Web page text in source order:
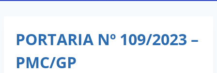
PORTARIA Nº 109/2023 –
PMC/GP